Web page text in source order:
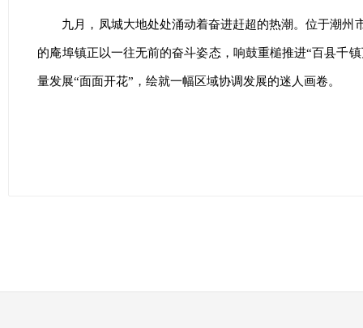
九月，凤城大地处处涌动着奋进赶超的热潮。位于潮
的庵埠镇正以一往无前的奋斗姿态，响鼓重槌推进“百县千
量发展“面面开花”，绘就一幅区域协调发展的迷人画卷。